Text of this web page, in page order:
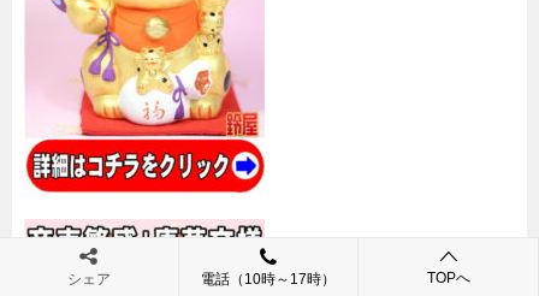
シェア 電話（10時～17時） TOPへ